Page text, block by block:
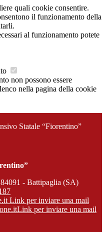
quali cookie consentire.
il funzionamento della
al funzionamento potete
non possono essere
nella pagina della cookie
Statale “Fiorentino”
- Battipaglia (SA)
Link per inviare una mail
Link per inviare una mail